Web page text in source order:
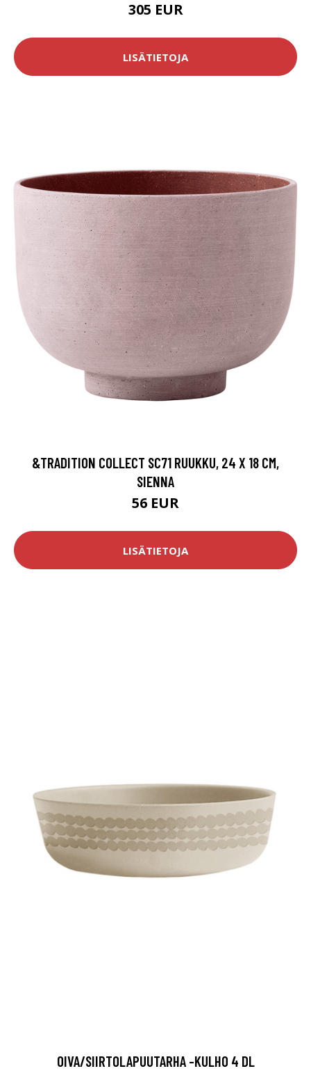
305 EUR
LISÄTIETOJA
&TRADITION COLLECT SC71 RUUKKU, 24 X 18 CM,
SIENNA
56 EUR
LISÄTIETOJA
OIVA/SIIRTOLAPUUTARHA -KULHO 4 DL